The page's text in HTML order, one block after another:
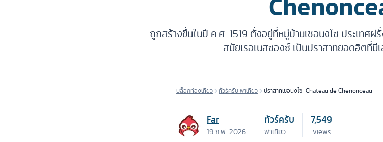
ถูกสร้างขึ้นในปี ค.ศ. 1519 ตั้งอยู่ที่หมู่บ้านเชอนงโซ ประเทศ
สมัยเรอเนสซองซ์ เป็นปราสาทยอดฮิตที่มี
บล็อกท่องเที่ยว ทัวร์ครับ พาเที่ยว ปราสาทเชอนงโซ_Chateau de Chenonceau
Far
19 ก.พ. 2026
ทัวร์ครับ
พาเที่ยว
7,549
views